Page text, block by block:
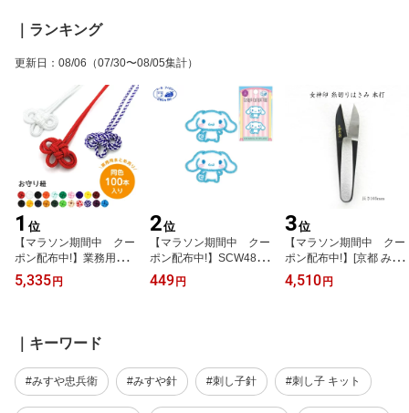
｜ランキング
更新日 ： 08/06 （07/30〜08/05集計）
1 位
【マラソン期間中 クー
ポン配布中!】業務用まと
め売り 人八印 唐打紐 め
がね結び(二重叶結び) 同
≪送料無料≫
5,335円
2位
【マラソン期間中 クー
ポン配布中!】SCW480-S
CW50 サンリオキャラク
ターズ「シナモロール」
449円
3位
【マラソン期間中 クー
ポン配布中!】[京都 みす
や忠兵衛 公式] 女神印 糸
切りはさみ本打105mm
4,510円
｜キーワード
#みすや忠兵衛 #みすや針 #刺し子針 #刺し子 キット